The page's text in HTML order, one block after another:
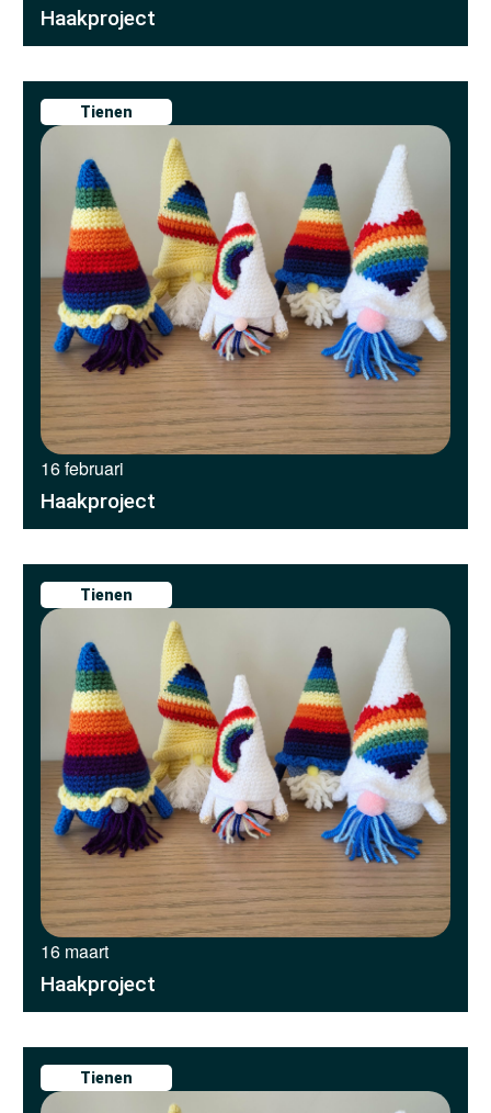
Haakproject
Tienen
16 februari
Haakproject
Tienen
16 maart
Haakproject
Tienen